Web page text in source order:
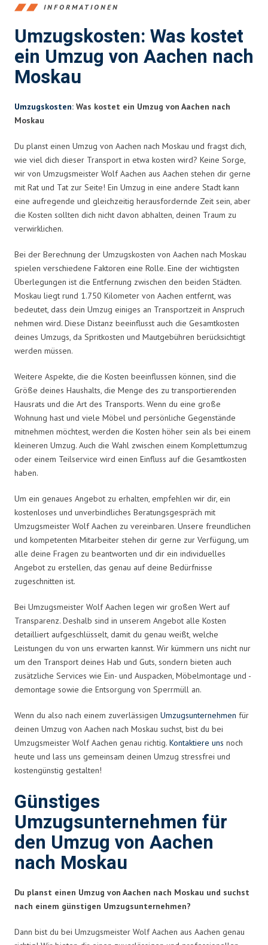
INFORMATIONEN
Umzugskosten: Was kostet
ein Umzug von Aachen nach
Moskau
Umzugskosten: Was kostet ein Umzug von Aachen nach
Moskau
Du planst einen Umzug von Aachen nach Moskau und fragst dich,
wie viel dich dieser Transport in etwa kosten wird? Keine Sorge,
wir von Umzugsmeister Wolf Aachen aus Aachen stehen dir gerne
mit Rat und Tat zur Seite! Ein Umzug in eine andere Stadt kann
eine aufregende und gleichzeitig herausfordernde Zeit sein, aber
die Kosten sollten dich nicht davon abhalten, deinen Traum zu
verwirklichen.
Bei der Berechnung der Umzugskosten von Aachen nach Moskau
spielen verschiedene Faktoren eine Rolle. Eine der wichtigsten
Überlegungen ist die Entfernung zwischen den beiden Städten.
Moskau liegt rund 1.750 Kilometer von Aachen entfernt, was
bedeutet, dass dein Umzug einiges an Transportzeit in Anspruch
nehmen wird. Diese Distanz beeinflusst auch die Gesamtkosten
deines Umzugs, da Spritkosten und Mautgebühren berücksichtigt
werden müssen.
Weitere Aspekte, die die Kosten beeinflussen können, sind die
Größe deines Haushalts, die Menge des zu transportierenden
Hausrats und die Art des Transports. Wenn du eine große
Wohnung hast und viele Möbel und persönliche Gegenstände
mitnehmen möchtest, werden die Kosten höher sein als bei einem
kleineren Umzug. Auch die Wahl zwischen einem Komplettumzug
oder einem Teilservice wird einen Einfluss auf die Gesamtkosten
haben.
Um ein genaues Angebot zu erhalten, empfehlen wir dir, ein
kostenloses und unverbindliches Beratungsgespräch mit
Umzugsmeister Wolf Aachen zu vereinbaren. Unsere freundlichen
und kompetenten Mitarbeiter stehen dir gerne zur Verfügung, um
alle deine Fragen zu beantworten und dir ein individuelles
Angebot zu erstellen, das genau auf deine Bedürfnisse
zugeschnitten ist.
Bei Umzugsmeister Wolf Aachen legen wir großen Wert auf
Transparenz. Deshalb sind in unserem Angebot alle Kosten
detailliert aufgeschlüsselt, damit du genau weißt, welche
Leistungen du von uns erwarten kannst. Wir kümmern uns nicht nur
um den Transport deines Hab und Guts, sondern bieten auch
zusätzliche Services wie Ein- und Auspacken, Möbelmontage und -
demontage sowie die Entsorgung von Sperrmüll an.
Wenn du also nach einem zuverlässigen Umzugsunternehmen für
deinen Umzug von Aachen nach Moskau suchst, bist du bei
Umzugsmeister Wolf Aachen genau richtig. Kontaktiere uns noch
heute und lass uns gemeinsam deinen Umzug stressfrei und
kostengünstig gestalten!
Günstiges
Umzugsunternehmen für
den Umzug von Aachen
nach Moskau
Du planst einen Umzug von Aachen nach Moskau und suchst
nach einem günstigen Umzugsunternehmen?
Dann bist du bei Umzugsmeister Wolf Aachen aus Aachen genau